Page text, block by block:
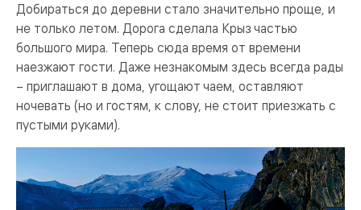
Добираться до деревни стало значительно проще, и
не только летом. Дорога сделала Крыз частью
большого мира. Теперь сюда время от времени
наезжают гости. Даже незнакомым здесь всегда рады
– приглашают в дома, угощают чаем, оставляют
ночевать (но и гостям, к слову, не стоит приезжать с
пустыми руками).